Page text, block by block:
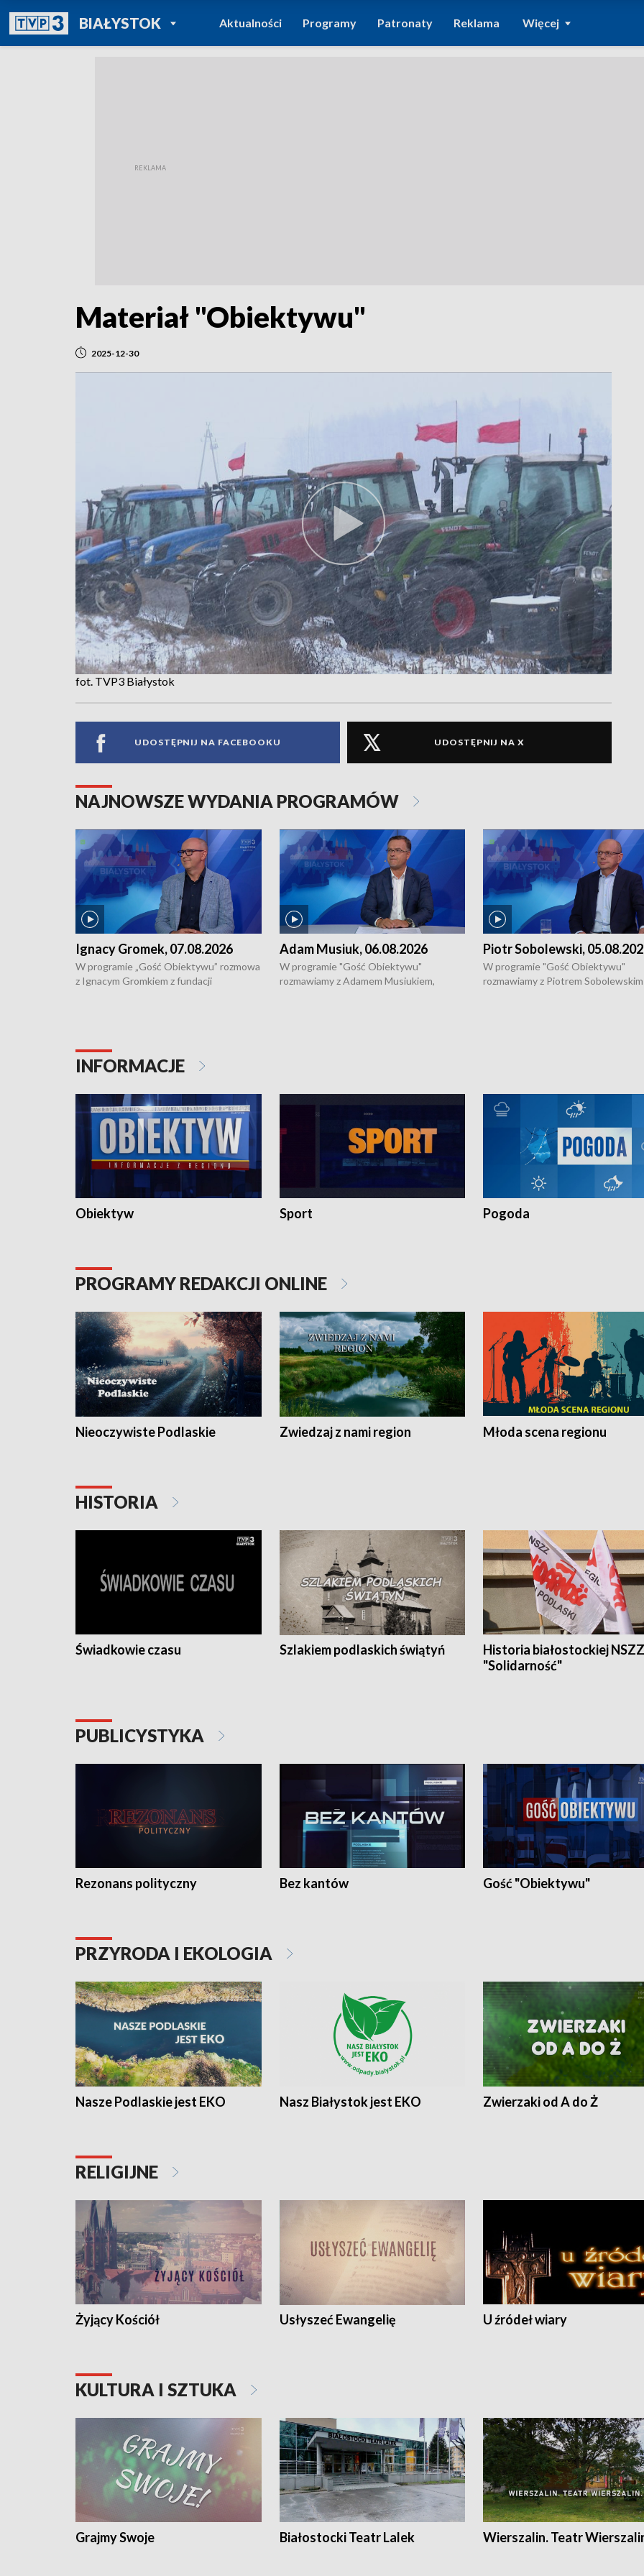
BIAŁYSTOKPOWRÓT DO
TVP REGIONY
Aktualności Programy Patronaty Reklama Więcej
Materiał "Obiektywu"
2025-12-30
fot. TVP3 Białystok
UDOSTĘPNIJ NA FACEBOOKU UDOSTĘPNIJ NA X
NAJNOWSZE WYDANIA PROGRAMÓW
Ignacy Gromek, 07.08.2026
W programie „Gość Obiektywu” rozmowa
z Ignacym Gromkiem z fundacji
Adam Musiuk, 06.08.2026
W programie "Gość Obiektywu"
rozmawiamy z Adamem Musiukiem,
Piotr Sobolewski,
W programie "Gość Obiektywu"
rozmawiamy z Piotrem
INFORMACJE
Obiektyw Sport Pogoda
PROGRAMY REDAKCJI ONLINE
Nieoczywiste Podlaskie Zwiedzaj z nami region Młoda scena regionu
HISTORIA
Świadkowie czasu Szlakiem podlaskich świątyń
Historia białostockiej NSZZ
"Solidarność"
PUBLICYSTYKA
Rezonans polityczny Bez kantów Gość "Obiektywu"
PRZYRODA I EKOLOGIA
Nasze Podlaskie jest EKO Nasz Białystok jest EKO Zwierzaki od A do Ż
RELIGIJNE
Żyjący Kościół Usłyszeć Ewangelię U źródeł wiary
KULTURA I SZTUKA
Grajmy Swoje Białostocki Teatr Lalek Wierszalin. Teatr